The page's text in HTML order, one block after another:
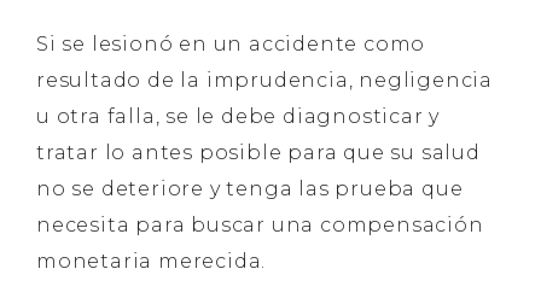
Si se lesionó en un accidente como
resultado de la imprudencia, negligencia
u otra falla, se le debe diagnosticar y
tratar lo antes posible para que su salud
no se deteriore y tenga las prueba que
necesita para buscar una compensación
monetaria merecida.